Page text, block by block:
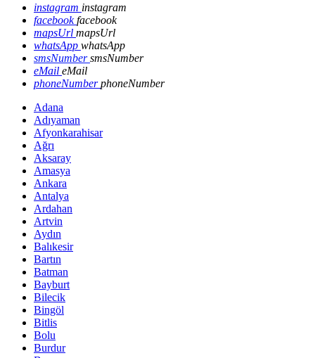
instagram instagram
facebookfacebook
mapsUrl mapsUrl
whatsApp whatsApp
smsNumbersmsNumber
eMail eMail
phoneNumberphoneNumber
Adana
Adıyaman
Afyonkarahisar
Ağrı
Aksaray
Amasya
Ankara
Antalya
Ardahan
Artvin
Aydın
Balıkesir
Bartın
Batman
Bayburt
Bilecik
Bingöl
Bitlis
Bolu
Burdur